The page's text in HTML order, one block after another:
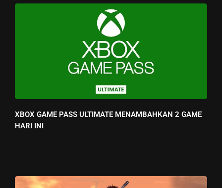
XBOX GAME PASS ULTIMATE MENAMBAHKAN 2 GAME
HARI INI